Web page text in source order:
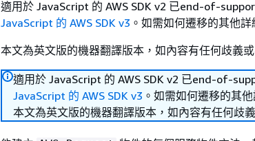
適用於 JavaScript 的 AWS SDK v2 已end-of-
JavaScript 的 AWS SDK v3 。如需如何遷移的其他
本文為英文版的機器翻譯版本，如內容有任何歧義
適用於 JavaScript 的 AWS SDK v2 已end-of-
JavaScript 的 AWS SDK v3 。如需如何遷移的其
本文為英文版的機器翻譯版本，如內容有任何歧